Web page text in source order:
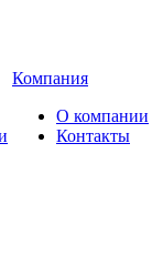
Компания
О компании
Контакты